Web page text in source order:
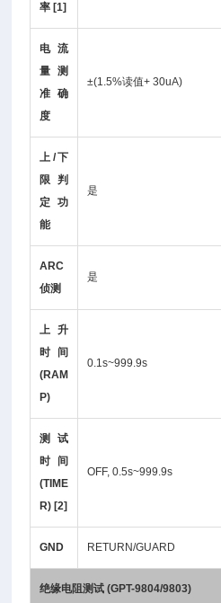
率 [1]
电流
量测
准确
度
±(1.5%读值+ 30uA)
上/下
限判
定功
能
是
ARC
侦测
是
上升
时间
(RAM
P)
0.1s~999.9s
测试
时间
(TIME
R) [2]
OFF, 0.5s~999.9s
GND RETURN/GUARD
绝缘电阻测试 (GPT-9804/9803)